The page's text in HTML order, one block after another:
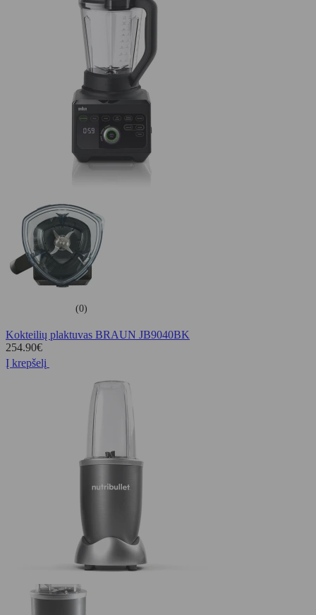
(0)
Kokteilių plaktuvas BRAUN JB9040BK
254.90€
Į krepšelį